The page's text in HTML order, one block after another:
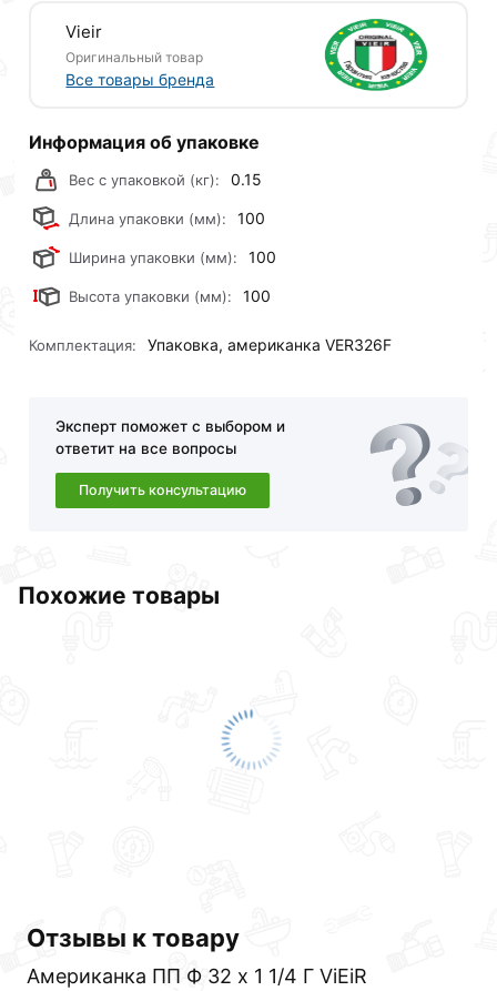
Vieir
Оригинальный товар
Все товары бренда
Информация об упаковке
Вес с упаковкой (кг): 0.15
Длина упаковки (мм): 100
Ширина упаковки (мм): 100
Высота упаковки (мм): 100
Комплектация: Упаковка, американка VER326F
Эксперт поможет с выбором и
ответит на все вопросы
Получить консультацию
Похожие товары
Отзывы к товару
Американка ПП Ф 32 х 1 1/4 Г ViEiR